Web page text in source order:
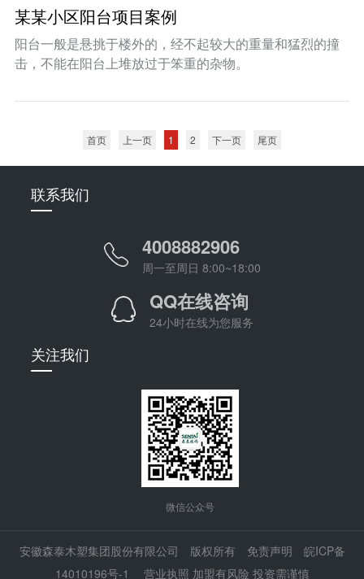
某某小区阳台项目案例
阳台一般是悬挑于楼外的，经不起较大的重量和猛烈的撞
击，不能在阳台上堆放过于笨重的杂物。
首页 上一页 1 2 下一页 尾页
联系我们
4008882906
周一至周日 8:00~18:00
QQ在线咨询
24小时在线为您服务
关注我们
微信公众号
安徽森泰木塑集团股份有限公司 版权所有 免责声明
皖ICP备
14010196号-1
营业执照 加盟有风险 投资需谨慎